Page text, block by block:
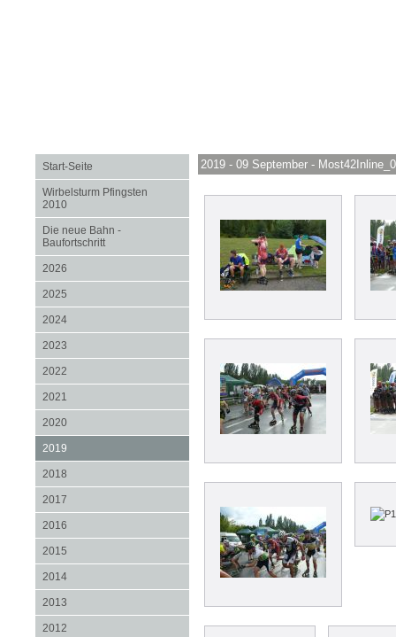
Start-Seite
Wirbelsturm Pfingsten
2010
Die neue Bahn -
Baufortschritt
2026
2025
2024
2023
2022
2021
2020
2019
2018
2017
2016
2015
2014
2013
2012
2019 - 09 September -